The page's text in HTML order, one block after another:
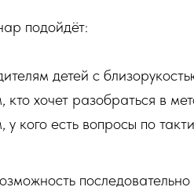
подойдёт:
детей с
кто хочет разобраться в
у кого есть вопросы по